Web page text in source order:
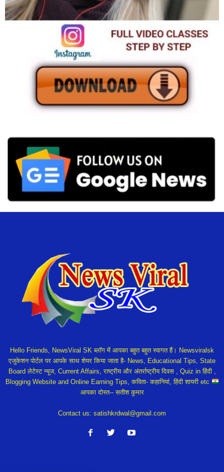
Hello Friends, NewsViral SK ब्लॉग में आपका बहुत बहुत स्वागत हैं। Newsviralsk
एजुकेशन पोर्टल पर आपके साथ शेयर किया जाता है- News, Educational Tips, State
Board लेटेस्ट न्यूज, Current Affairs, राष्ट्रीय और अंतर्राष्ट्रीय दिवस , Quiz in हिंदी ,
Blogging Website and Online Earning Tips, कविता- कहानियां, हिंदी शायरी etc
आपका दोस्त-- सतीश कुमार
Contact us: satishkrdwal@gmail.com